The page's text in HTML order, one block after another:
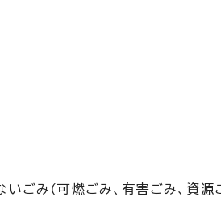
いごみ(可燃ごみ、有害ごみ、資